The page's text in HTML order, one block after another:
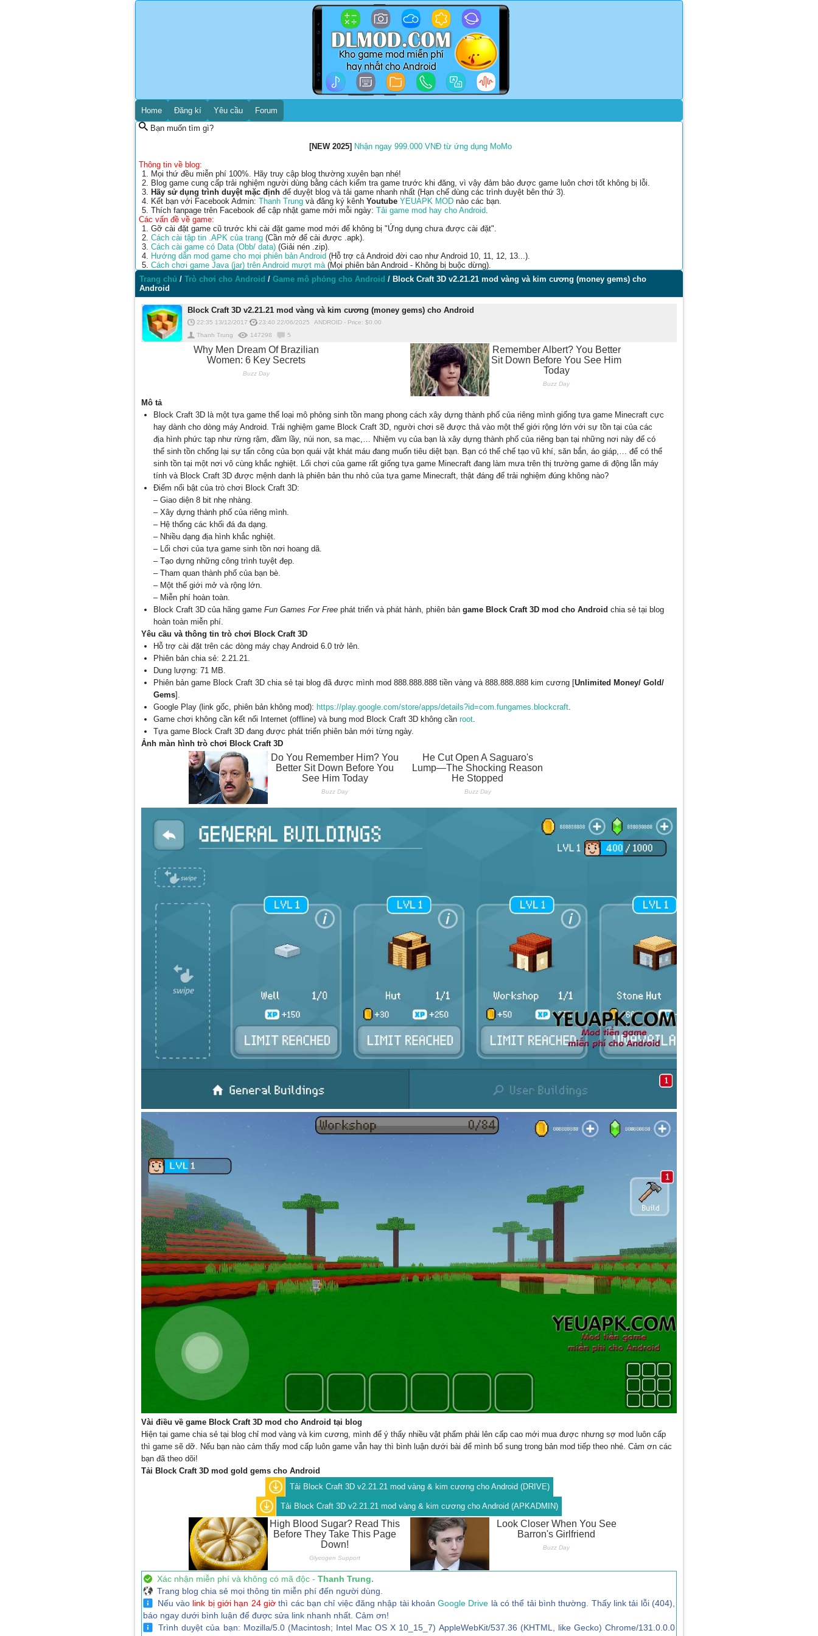
Home Đăng kí Yêu cầu
Forum
Bạn muốn tìm gì?
[NEW 2025] Nhận ngay 999.000 VNĐ từ ứng dụng MoMo
Thông tin về blog:
Mọi thứ đều miễn phí 100%. Hãy truy cập blog thường xuyên bạn nhé!
Blog game cung cấp trải nghiệm người dùng bằng cách kiểm tra game trước khi đăng, vì vậy đảm bảo được game luôn chơi tốt không bị lỗi.
Hãy sử dụng trình duyệt mặc định để duyệt blog và tải game nhanh nhất (Hạn chế dùng các trình duyệt bên thứ 3).
Kết bạn với Facebook Admin: Thanh Trung và đăng ký kênh Youtube YEUAPK MOD nào các bạn.
Thích fanpage trên Facebook để cập nhật game mới mỗi ngày: Tải game mod hay cho Android.
Các vấn đề về game:
Gỡ cài đặt game cũ trước khi cài đặt game mod mới để không bị "Ứng dụng chưa được cài đặt".
Cách cài tập tin .APK của trang (Cần mở để cài được .apk).
Cách cài game có Data (Obb/ data) (Giải nén .zip).
Hướng dẫn mod game cho mọi phiên bản Android (Hỗ trợ cả Android đời cao như Android 10, 11, 12, 13...).
Cách chơi game Java (jar) trên Android mượt mà(Mọi phiên bản Android - Không bị buộc dừng).
Trang chủ / Trò chơi cho Android / Game mô phỏng cho Android / Block Craft 3D v2.21.21 mod vàng và kim cương (money gems) cho
Android
Block Craft 3D v2.21.21 mod vàng và kim cương (money gems) cho Android
22:35 13/12/2017 23:40 22/06/2025 ANDROID - Price: $0.00
Thanh Trung
147298 5
Mô tả
Block Craft 3D là một tựa game thể loại mô phỏng sinh tồn mang phong cách xây dựng thành phố của riêng mình giống tựa game Minecraft cực
hay dành cho dòng máy Android. Trải nghiệm game Block Craft 3D, người chơi sẽ được thả vào một thế giới rộng lớn với sự tồn tại của các
địa hình phức tạp như rừng rậm, đầm lầy, núi non, sa mạc,… Nhiệm vụ của bạn là xây dựng thành phố của riêng bạn tại những nơi này để có
thể sinh tồn chống lại sự tấn công của bọn quái vật khát máu đang muốn tiêu diệt bạn. Bạn có thể chế tạo vũ khí, săn bắn, áo giáp,… để có thể
sinh tồn tại một nơi vô cùng khắc nghiệt. Lối chơi của game rất giống tựa game Minecraft đang làm mưa trên thị trường game di động lẫn máy
tính và Block Craft 3D được mệnh danh là phiên bản thu nhỏ của tựa game Minecraft, thật đáng để trải nghiệm đúng không nào?
Điểm nổi bật của trò chơi Block Craft 3D:
– Giao diện 8 bit nhẹ nhàng.
– Xây dựng thành phố của riêng mình.
– Hệ thống các khối đá đa dạng.
– Nhiều dạng địa hình khắc nghiệt.
– Lối chơi của tựa game sinh tồn nơi hoang dã.
– Tạo dựng những công trình tuyệt đẹp.
– Tham quan thành phố của bạn bè.
– Một thế giới mở và rộng lớn.
– Miễn phí hoàn toàn.
Block Craft 3D của hãng game Fun Games For Free phát triển và phát hành, phiên bản game Block Craft 3D mod cho Android chia sẻ tại blog
hoàn toàn miễn phí.
Yêu cầu và thông tin trò chơi Block Craft 3D
Hỗ trợ cài đặt trên các dòng máy chạy Android 6.0 trở lên.
Phiên bản chia sẻ: 2.21.21.
Dung lượng: 71 MB.
Phiên bản game Block Craft 3D chia sẻ tại blog đã được mình mod 888.888.888 tiền vàng và 888.888.888 kim cương [Unlimited Money/ Gold/
Gems].
Google Play (link gốc, phiên bản không mod): https://play.google.com/store/apps/details?id=com.fungames.blockcraft.
Game chơi không cần kết nối Internet (offline) và bung mod Block Craft 3D không cần root.
Tựa game Block Craft 3D đang được phát triển phiên bản mới từng ngày.
Ảnh màn hình trò chơi Block Craft 3D
Vài điều về game Block Craft 3D mod cho Android tại blog
Hiện tại game chia sẻ tại blog chỉ mod vàng và kim cương, mình để ý thấy nhiều vật phẩm phải lên cấp cao mới mua được nhưng sợ mod luôn cấp
thì game sẽ dỡ. Nếu bạn nào cảm thấy mod cấp luôn game vẫn hay thì bình luận dưới bài để mình bổ sung trong bản mod tiếp theo nhé. Cảm ơn các
bạn đã theo dõi!
Tải Block Craft 3D mod gold gems cho Android
Tải Block Craft 3D v2.21.21 mod vàng & kim cương cho Android (DRIVE)
Tải Block Craft 3D v2.21.21 mod vàng & kim cương cho Android (APKADMIN)
Xác nhận miễn phí và không có mã độc - Thanh Trung.
Trang blog chia sẻ mọi thông tin miễn phí đến người dùng.
Nếu vào link bị giới hạn 24 giờthì các bạn chỉ việc đăng nhập tài khoảnGoogle Drive là có thể tải bình thường. Thấy link tải lỗi (404),
báo ngay dưới bình luận để được sửa link nhanh nhất. Cảm ơn!
Trình duyệt của bạn: Mozilla/5.0 (Macintosh; Intel Mac OS X 10_15_7) AppleWebKit/537.36 (KHTML, like Gecko) Chrome/131.0.0.0